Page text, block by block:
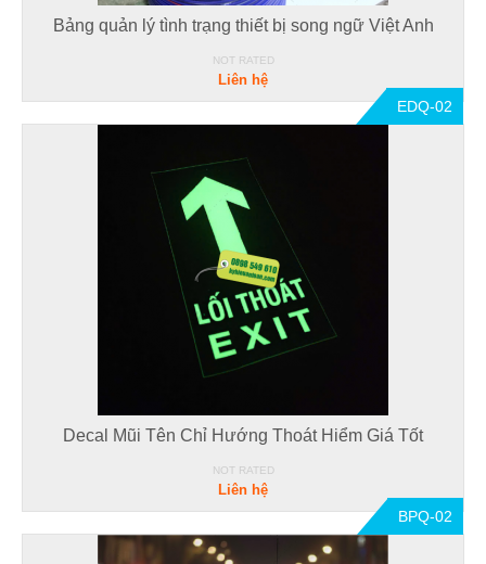
Bảng quản lý tình trạng thiết bị song ngữ Việt Anh
NOT RATED
Liên hệ
EDQ-02
Decal Mũi Tên Chỉ Hướng Thoát Hiểm Giá Tốt
NOT RATED
Liên hệ
BPQ-02